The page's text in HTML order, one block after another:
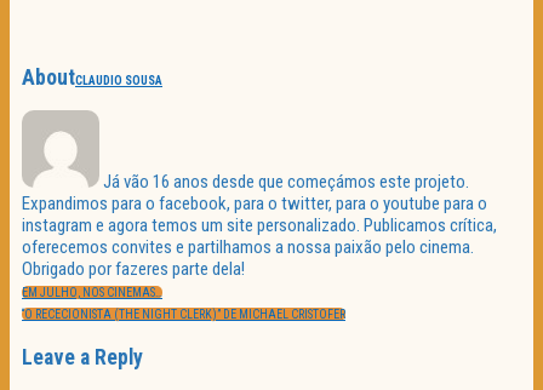
AboutCLAUDIO SOUSA
Já vão 16 anos desde que começámos este projeto.
Expandimos para o facebook, para o twitter, para o youtube para o
instagram e agora temos um site personalizado. Publicamos crítica,
oferecemos convites e partilhamos a nossa paixão pelo cinema.
Obrigado por fazeres parte dela!
Navegação
de
artigos
PREVIOUS
POST:
EM JULHO, NOS CINEMAS…
NEXT
POST:
“O RECECIONISTA (THE NIGHT CLERK)” DE MICHAEL CRISTOFER
Leave a Reply